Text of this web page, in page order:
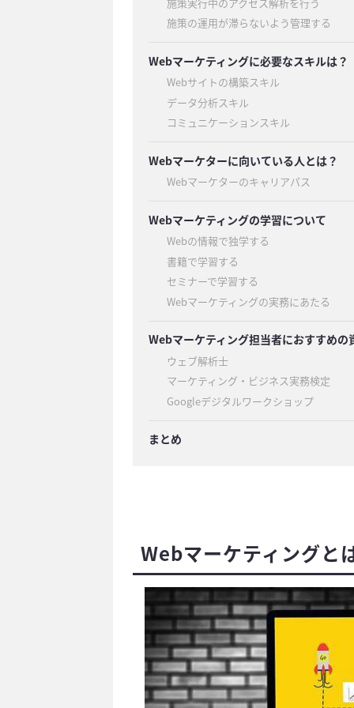
施策の運用が滞らないよう管理する
Webマーケティングに必要なスキルは？
Webサイトの構築スキル
データ分析スキル
コミュニケーションスキル
Webマーケターに向いている人とは？
Webマーケターのキャリアパス
Webマーケティングの学習について
Webの情報で独学する
書籍で学習する
セミナーで学習する
Webマーケティングの実務にあたる
Webマーケティング担当者におすすめの
ウェブ解析士
マーケティング・ビジネス実務検定
Googleデジタルワークショップ
まとめ
Webマーケティングと